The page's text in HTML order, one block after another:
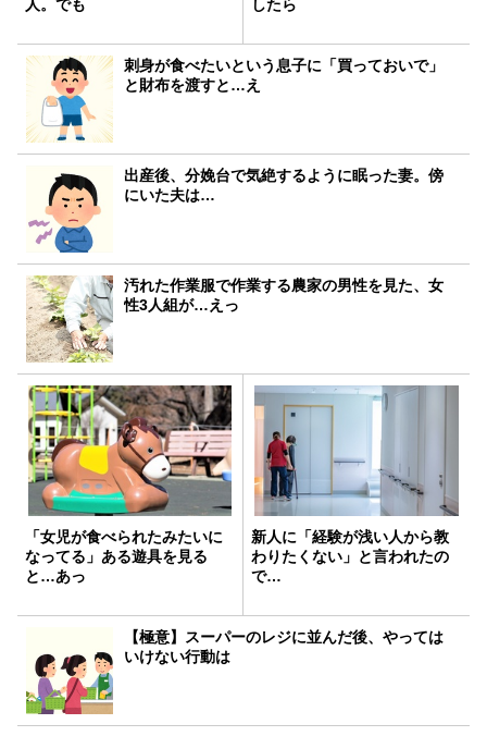
人。でも したら
刺身が食べたいという息子に「買っておいで」
と財布を渡すと…え
出産後、分娩台で気絶するように眠った妻。傍
にいた夫は…
汚れた作業服で作業する農家の男性を見た、女
性3人組が…えっ
「女児が食べられたみたいに
なってる」ある遊具を見る
と…あっ
新人に「経験が浅い人から教
わりたくない」と言われたの
で…
【極意】スーパーのレジに並んだ後、やっては
いけない行動は